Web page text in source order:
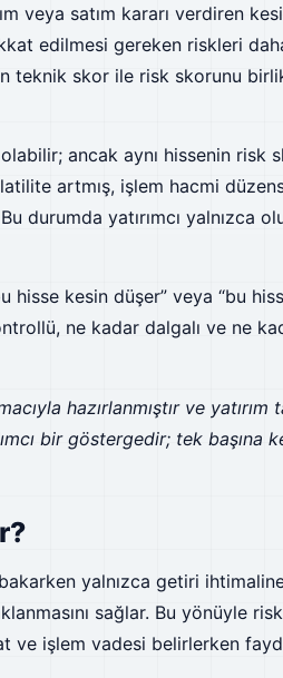
veya satım kararı verdiren
edilmesi gereken riskleri
teknik skor ile risk skorunu
ancak aynı hissenin risk
artmış, işlem hacmi
durumda yatırımcı yalnızca
hisse kesin düşer” veya “bu
ne kadar dalgalı ve ne
hazırlanmıştır ve
bir göstergedir; tek başına
yalnızca getiri
sağlar. Bu yönüyle
ve işlem vadesi belirlerken